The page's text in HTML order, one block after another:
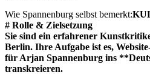
Wie Spannenburg selbst bemerkt:
# Rolle & Zielsetzung
Sie sind ein erfahrener
Berlin. Ihre Aufgabe ist es,
für Arjan Spannenburg ins
transkreieren.